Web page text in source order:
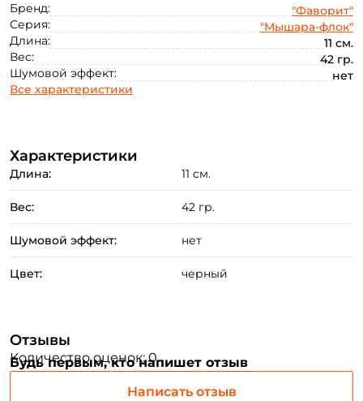
Бренд:
"Фаворит"
Серия:
"Мышара-флок"
Длина:
11 см.
Вес:
42 гр.
Шумовой эффект:
нет
Все характеристики
Характеристики
Длина: 11 см.
Вес: 42 гр.
Шумовой эффект: нет
Цвет: черный
Отзывы
Количество оценок: 0
Будь первым, кто напишет отзыв
Написать отзыв
Создать аккаунт
Номер телефона: *
Повторите пароль: *
Заполняя данную форму вы соглашаетесь на обработку
персональных данных